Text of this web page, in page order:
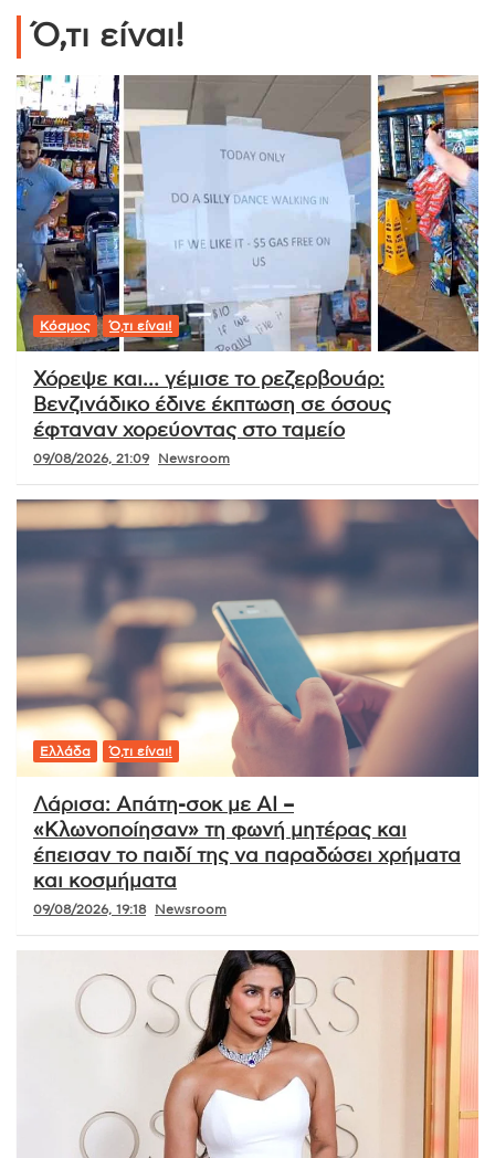
Ό,τι είναι!
Κόσμος Ό,τι είναι!
Χόρεψε και… γέμισε το ρεζερβουάρ:
Βενζινάδικο έδινε έκπτωση σε όσους
έφταναν χορεύοντας στο ταμείο
09/08/2026, 21:09 Newsroom
Ελλάδα Ό,τι είναι!
Λάρισα: Απάτη-σοκ με AI –
«Κλωνοποίησαν» τη φωνή μητέρας και
έπεισαν το παιδί της να παραδώσει χρήματα
και κοσμήματα
09/08/2026, 19:18 Newsroom